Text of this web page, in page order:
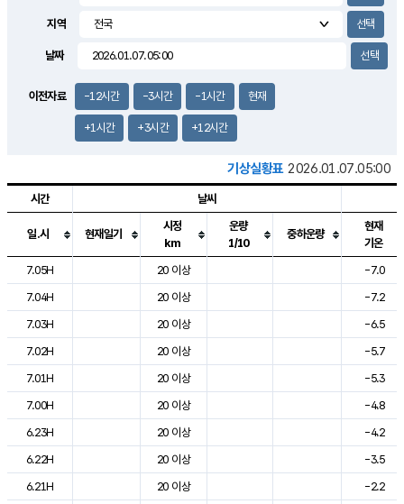
지역
날짜
이전자료 -12시간 -3시간 -1시간 현재
+1시간 +3시간 +12시간
기상실황표 2026.01.07.05:00
도시별 기상실황표로 지점, 날씨, 기온, 강수, 바람, 기압등을 안내한 표입
시간 날씨
일.시 현재일기
시정
km
운량
1/10
중하운량
현재
기온
7.05H
20 이상
-7.0
7.04H
20 이상
-7.2
7.03H
20 이상
-6.5
7.02H
20 이상
-5.7
7.01H
20 이상
-5.3
7.00H
20 이상
-4.8
6.23H
20 이상
-4.2
6.22H
20 이상
-3.5
6.21H
20 이상
-2.2